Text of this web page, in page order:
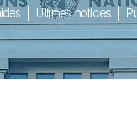
Últimes notícies